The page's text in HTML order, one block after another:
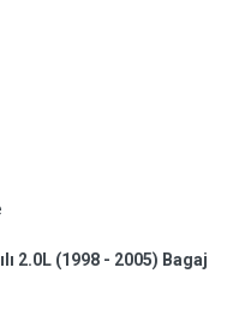
2.0L (1998 - 2005) Bagaj